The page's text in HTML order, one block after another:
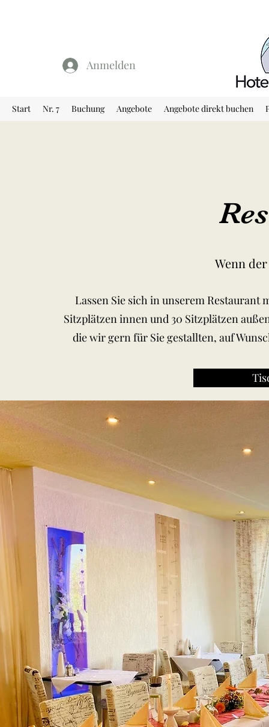
Anmelden
Start Nr. 7 Buchung Angebote Angebote direkt buchen
Wenn
Lassen Sie sich in unserem
Sitzplätzen innen und 30 Sitzplätzen
die wir gern für Sie gestallten, auf